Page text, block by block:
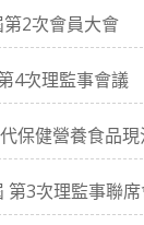
2次會員大會
4次理監事會議
保健營養食品
第3次理監事聯